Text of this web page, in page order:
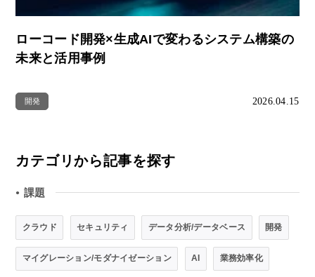
ローコード開発×生成AIで変わるシステム構築の
未来と活用事例
開発 2026.04.15
カテゴリから記事を探す
● 課題
クラウド セキュリティ データ分析/データベース 開発
マイグレーション/モダナイゼーション AI 業務効率化